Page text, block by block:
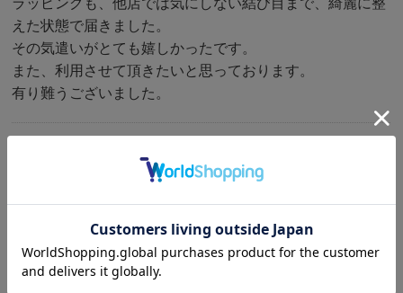
ラッピングも、他店では気にしない結び目まで、綺麗に整
えた状態で届きました。
その気遣いがとても嬉しかったです。
また、利用させて頂きたいと思っております。
有り難うございました。